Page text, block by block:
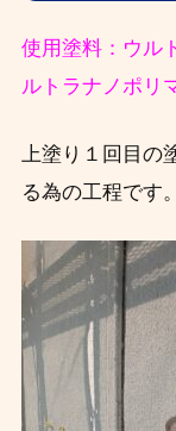
使用塗料：ウル
ルトラナノポリ
上塗り１回目の
る為の工程です。